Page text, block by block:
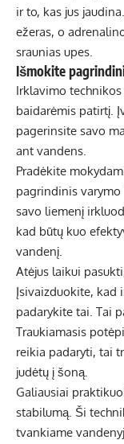
ir to, kas jus
ežeras, o
sraunias upes.
Išmokite
Irklavimo
baidarėmis patirtį.
pagerinsite savo
ant vandens.
Pradėkite
pagrindinis
savo liemenį
kad būtų kuo
vandenį.
Atėjus laikui
Įsivaizduokite, kad
padarykite tai. Tai
Traukiamasis
reikia padaryti, tai
judėtų į šoną.
Galiausiai
stabilumą. Ši
tvankiame